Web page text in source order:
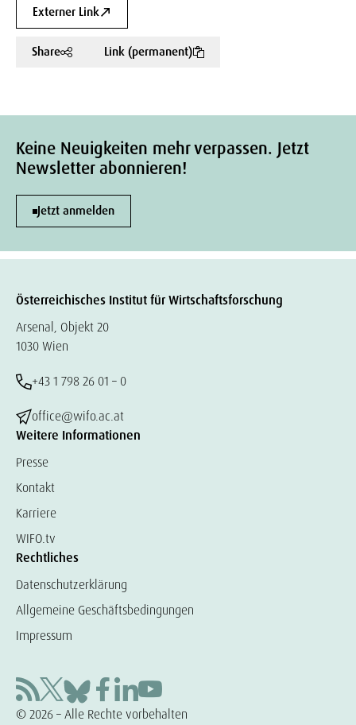
Externer Link
Share Link (permanent)
Keine Neuigkeiten mehr verpassen. Jetzt
Newsletter abonnieren!
Jetzt anmelden
Österreichisches Institut für Wirtschaftsforschung
Arsenal, Objekt 20
1030 Wien
+43 1 798 26 01 – 0
office@wifo.ac.at
Weitere Informationen
Presse
Kontakt
Karriere
WIFO.tv
Rechtliches
Datenschutzerklärung
Allgemeine Geschäftsbedingungen
Impressum
© 2026 – Alle Rechte vorbehalten